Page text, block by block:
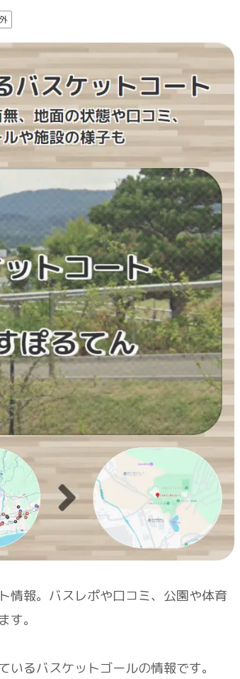
情報。バスレポや口コミ、公園や体育
。
るバスケットゴールの情報です。